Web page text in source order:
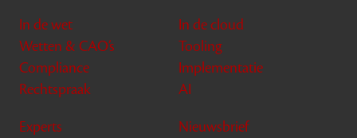
In de wet
Wetten & CAO’s
Compliance
Rechtspraak
In de cloud
Tooling
Implementatie
AI
Experts
Nieuwsbrief